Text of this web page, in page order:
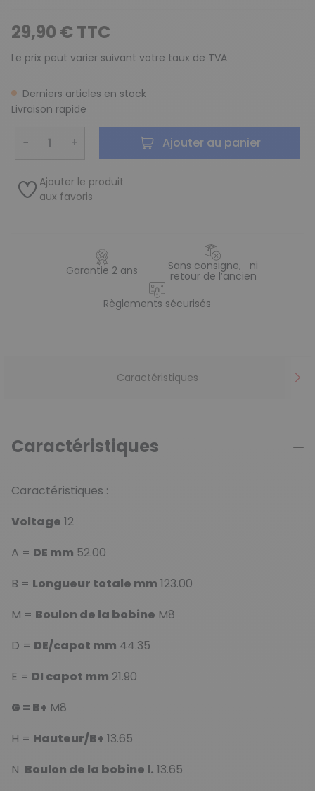
29,90 € TTC
Le prix peut varier suivant votre taux de TVA
Derniers articles en stock
Livraison rapide
− + Ajouter au panier
Ajouter le produit
aux favoris
Garantie 2 ans Sans consigne, ni
retour de l’ancien
Règlements sécurisés
Caractéristiques
Caractéristiques
Caractéristiques :
Voltage 12
A = DE mm 52.00
B = Longueur totale mm 123.00
M = Boulon de la bobine M8
D = DE/capot mm 44.35
E = DI capot mm 21.90
G = B+ M8
H = Hauteur/B+ 13.65
N Boulon de la bobine l. 13.65